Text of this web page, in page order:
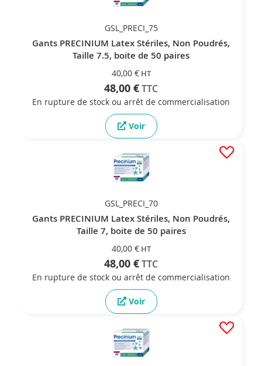
GSL_PRECI_75
Gants PRECINIUM Latex Stériles, Non Poudrés,
Taille 7.5, boite de 50 paires
40,00 €
48,00 €
En rupture de stock ou arrêt de commercialisation
Voir
GSL_PRECI_70
Gants PRECINIUM Latex Stériles, Non Poudrés,
Taille 7, boite de 50 paires
40,00 €
48,00 €
En rupture de stock ou arrêt de commercialisation
Voir